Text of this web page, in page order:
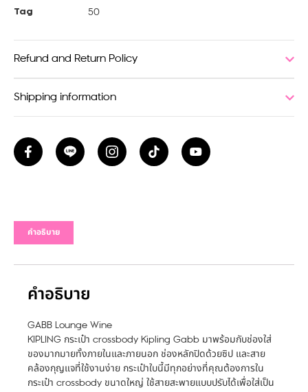
Tag 50
Refund and Return Policy
Shipping information
คำอธิบาย
คำอธิบาย
GABB Lounge Wine
KIPLING กระเป๋า crossbody Kipling Gabb มาพร้อมกับช่องใส่
ของมากมายทั้งภายในและภายนอก ช่องหลักปิดด้วยซิป และสาย
คล้องกุญแจที่ใช้งานง่าย กระเป๋าใบนี้มีทุกอย่างที่คุณต้องการใน
กระเป๋า crossbody ขนาดใหญ่ ใช้สายสะพายแบบปรับได้เพื่อใส่เป็น